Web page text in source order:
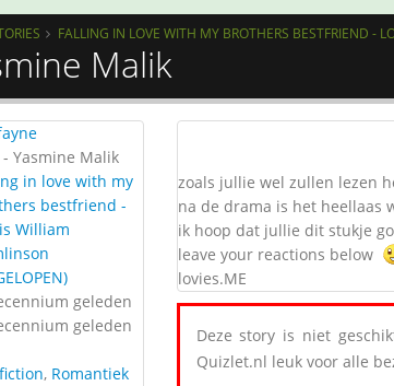
FALLING IN LOVE WITH MY BROTHERS BESTFRIEND -
Malik
- Yasmine Malik
in love with my
bestfriend -
William
geleden
geleden
, Romantiek
zoals jullie wel zullen lezen
na de drama is het heellaas
ik hoop dat jullie dit stukje
leave your reactions below
lovies.ME
Deze story is niet
Quizlet.nl leuk voor alle